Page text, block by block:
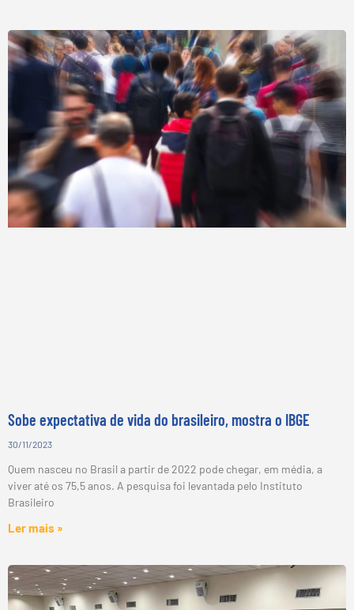
Sobe expectativa de vida do brasileiro, mostra o IBGE
30/11/2023
Quem nasceu no Brasil a partir de 2022 pode chegar, em média, a
viver até os 75,5 anos. A pesquisa foi levantada pelo Instituto
Brasileiro
Ler mais »